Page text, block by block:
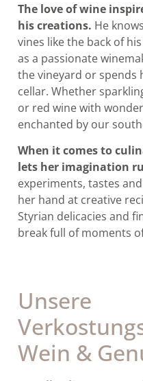
The love of wine
his creations. He
vines like the back of
as a passionate
the vineyard or spends
cellar. Whether
or red wine with
enchanted by our
When it comes to
lets her imagination
experiments, tastes
her hand at creative
Styrian delicacies and
break full of moments
Unsere
Wein &